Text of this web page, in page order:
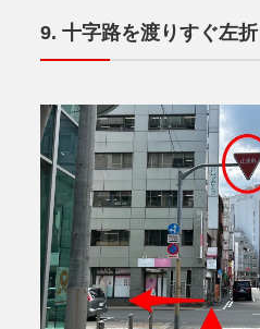
十字路を渡りすぐ左折